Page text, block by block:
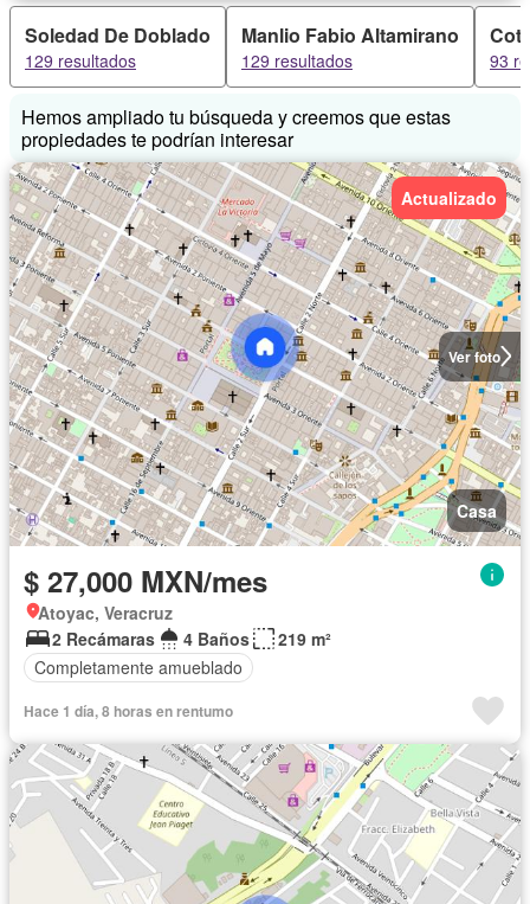
Soledad De Doblado
129 resultados
Manlio Fabio Altamirano
129 resultados 93
Hemos ampliado tu búsqueda y creemos que estas
propiedades te podrían interesar
Ver foto
Actualizado
Casa
$ 27,000 MXN/mes
Atoyac, Veracruz
2 Recámaras
4 Baños
219 m²
Completamente amueblado
Hace 1 día, 8 horas en rentumo